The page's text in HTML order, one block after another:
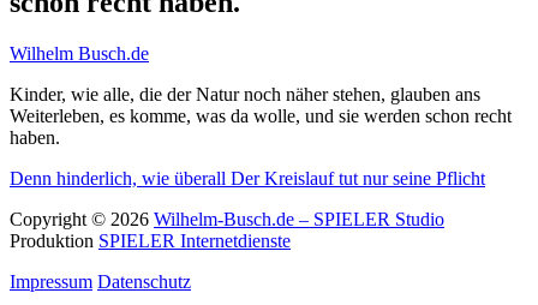
Wilhelm Busch.de
Kinder, wie alle, die der Natur noch näher stehen, glauben ans
Weiterleben, es komme, was da wolle, und sie werden schon recht
haben.
Denn hinderlich, wie überall Der Kreislauf tut nur seine Pflicht
Copyright © 2026 Wilhelm-Busch.de – SPIELER Studio
Produktion SPIELER Internetdienste
Impressum Datenschutz